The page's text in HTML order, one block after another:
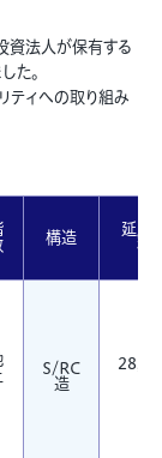
資法人が保有する
た。
ティへの取り組み
構造 延床
積
S/RC
造